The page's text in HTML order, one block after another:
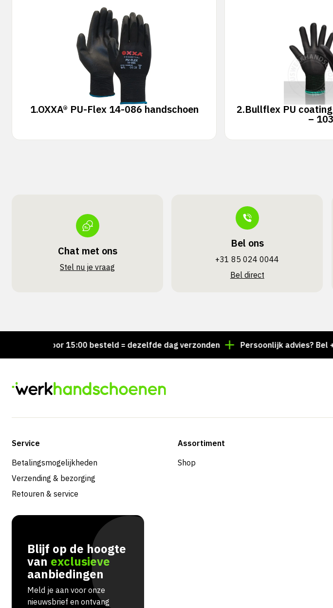
1.OXXA® PU-Flex 14-086 handschoen 2.Bullflex PU
–
Chat met ons
Stel nu je vraag
Bel ons
+31 85 024 0044
Bel direct
Voor 15:00 besteld = dezelfde dag verzonden Persoonlijk advies? Bel +31
Service
Betalingsmogelijkheden
Verzending & bezorging
Retouren & service
Assortiment
Shop
Blijf op de hoogte
van exclusieve
aanbiedingen
Meld je aan voor onze
nieuwsbrief en ontvang